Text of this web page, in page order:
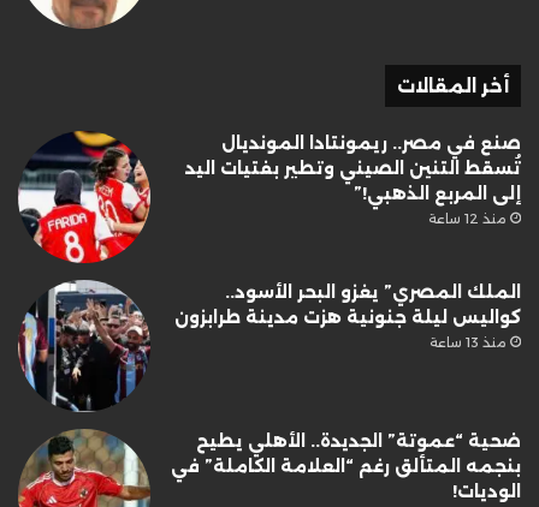
أخر المقالات
صنع في مصر.. ريمونتادا المونديال
تُسقط التنين الصيني وتطير بفتيات اليد
إلى المربع الذهبي!”
منذ 12 ساعة
الملك المصري” يغزو البحر الأسود..
كواليس ليلة جنونية هزت مدينة طرابزون
منذ 13 ساعة
ضحية “عموتة” الجديدة.. الأهلي يطيح
بنجمه المتألق رغم “العلامة الكاملة” في
الوديات!